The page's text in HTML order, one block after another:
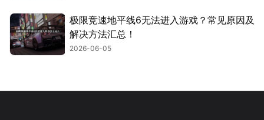
极限竞速地平线6无法进入游戏？常见原因及
解决方法汇总！
2026-06-05